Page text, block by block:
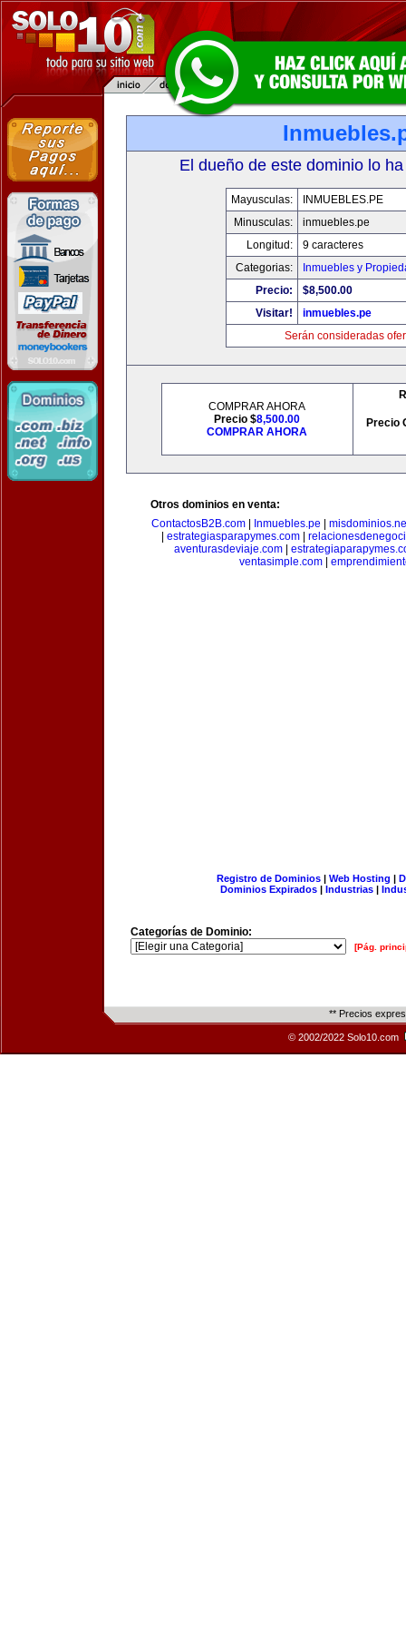
El dueño de este dominio lo
Mayusculas:
INMUEBLES.PE
Minusculas:
inmuebles.pe
Longitud:
9 caracteres
Categorias:
Inmuebles y
Precio:
$8,500.00
Visitar!
inmuebles.pe
Serán consideradas
COMPRAR AHORA
Precio $8,500.00
COMPRAR AHORA
Precio
Otros dominios en venta:
ContactosB2B.com
Inmuebles.pe
estrategiasparapymes.com
aventurasdeviaje.com|
ventasimple.com|
Registro de Dominios| Web Hosting |
Dominios Expirados | Industrias |
Categorías de Dominio:
[Pág.
** Precios
© 2002/2022 Solo10.com